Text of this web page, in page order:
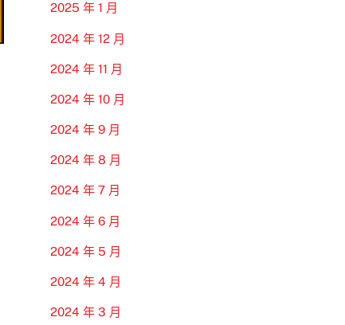
2025 年 1 月
2024 年 12 月
2024 年 11 月
2024 年 10 月
2024 年 9 月
2024 年 8 月
2024 年 7 月
2024 年 6 月
2024 年 5 月
2024 年 4 月
2024 年 3 月